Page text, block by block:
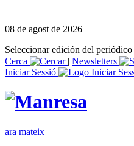
08 de agost de 2026
Seleccionar edición del periódico
Cerca
| Newsletters
Iniciar Sessió
ara mateix